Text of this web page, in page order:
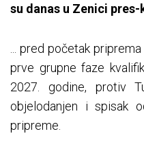
su danas u Zenici
... pred početak
prve grupne faze
2027. godine, protiv
objelodanjen i spisak
pripreme.